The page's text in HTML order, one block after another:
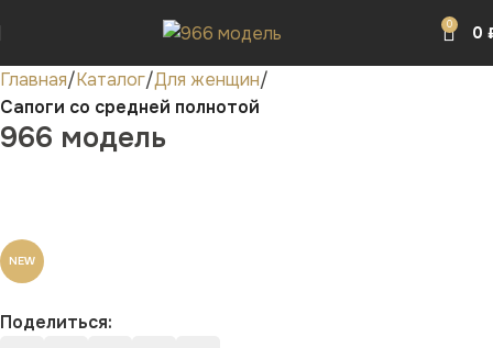
0 0
Главная Каталог Для женщин
Сапоги со средней полнотой
966 модель
NEW
Поделиться: